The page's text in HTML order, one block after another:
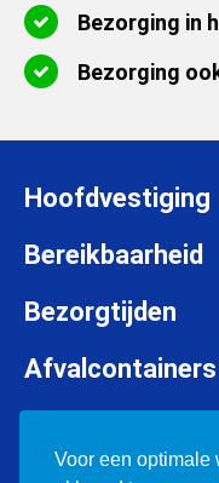
Bezorging in
Bezorging
Hoofdvestiging
085-3034777
BTW:
Bereikbaarheid
Maandag t/m vrijdag:
Bezorgtijden
Maandag t/m vrijdag:
Van 08:00 tot 12:00
Afvalcontainers
Container huren
Voor een optimale